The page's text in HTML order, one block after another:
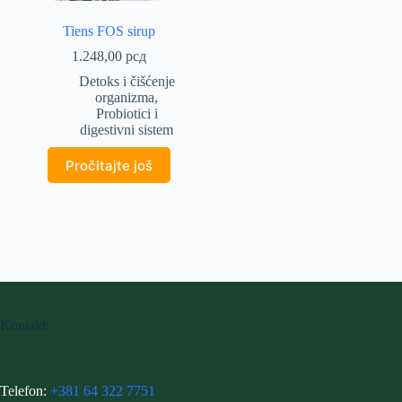
Tiens FOS sirup
1.248,00 рсд
Detoks i čišćenje
organizma,
Probiotici i
digestivni sistem
Pročitajte još
Kontakt:
Telefon: +381 64 322 7751